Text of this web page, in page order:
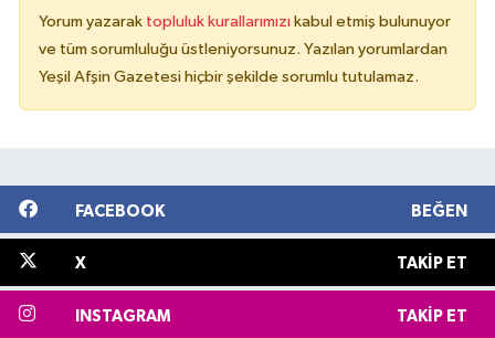
Yorum yazarak topluluk kurallarımızı kabul etmiş bulunuyor
ve tüm sorumluluğu üstleniyorsunuz. Yazılan yorumlardan
Yeşil Afşin Gazetesi hiçbir şekilde sorumlu tutulamaz.
FACEBOOK BEĞEN
X TAKIP ET
INSTAGRAM TAKIP ET